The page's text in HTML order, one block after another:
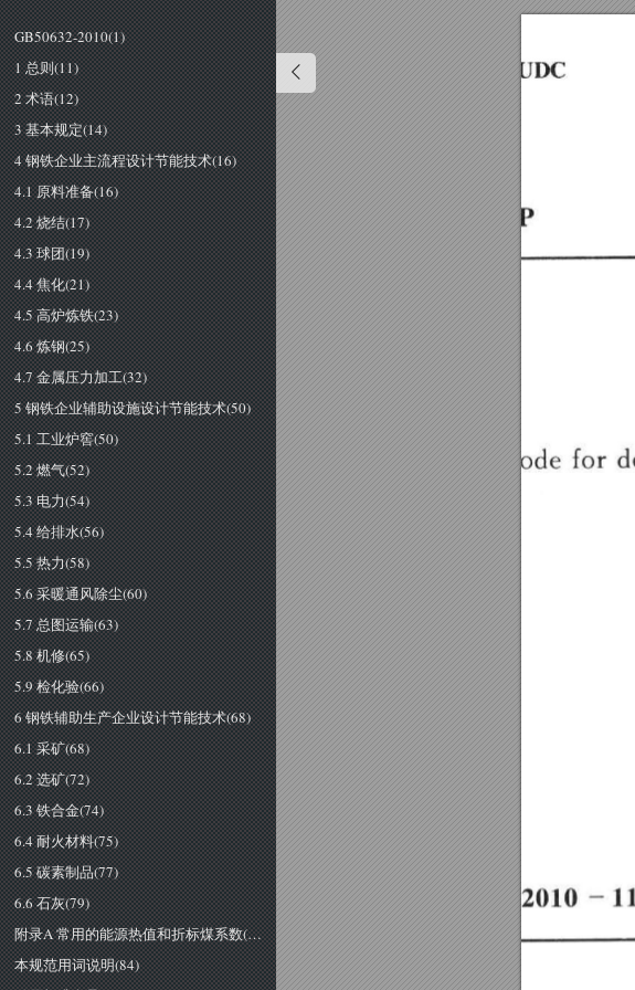
GB50632-2010(1)
1 总则(11)
2 术语(12)
3 基本规定(14)
4 钢铁企业主流程设计节能技术(16)
4.1 原料准备(16)
4.2 烧结(17)
4.3 球团(19)
4.4 焦化(21)
4.5 高炉炼铁(23)
4.6 炼钢(25)
4.7 金属压力加工(32)
5 钢铁企业辅助设施设计节能技术(50)
5.1 工业炉窖(50)
5.2 燃气(52)
5.3 电力(54)
5.4 给排水(56)
5.5 热力(58)
5.6 采暖通风除尘(60)
5.7 总图运输(63)
5.8 机修(65)
5.9 检化验(66)
6 钢铁辅助生产企业设计节能技术(68)
6.1 采矿(68)
6.2 选矿(72)
6.3 铁合金(74)
6.4 耐火材料(75)
6.5 碳素制品(77)
6.6 石灰(79)
附录A 常用的能源热值和折标煤系数(81)
本规范用词说明(84)